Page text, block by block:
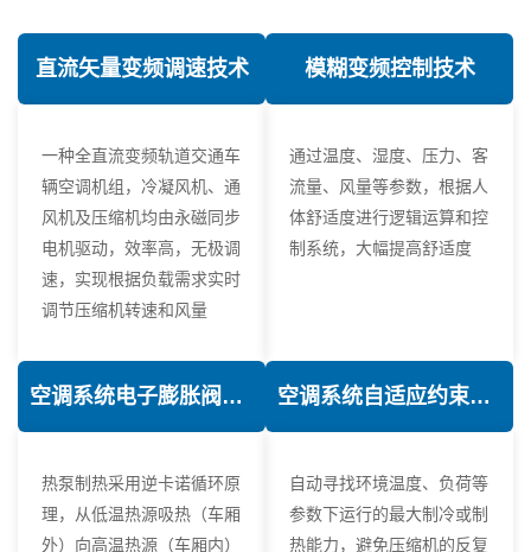
直流矢量变频调速技术
一种全直流变频轨道交通车
辆空调机组，冷凝风机、通
风机及压缩机均由永磁同步
电机驱动，效率高，无极调
速，实现根据负载需求实时
调节压缩机转速和风量
模糊变频控制技术
通过温度、湿度、压力、客
流量、风量等参数，根据人
体舒适度进行逻辑运算和控
制系统，大幅提高舒适度
空调系统电子膨胀阀热力学优化技术
热泵制热采用逆卡诺循环原
理，从低温热源吸热（车厢
外）向高温热源（车厢内）
空调系统自适应约束控制技术
自动寻找环境温度、负荷等
参数下运行的最大制冷或制
热能力，避免压缩机的反复